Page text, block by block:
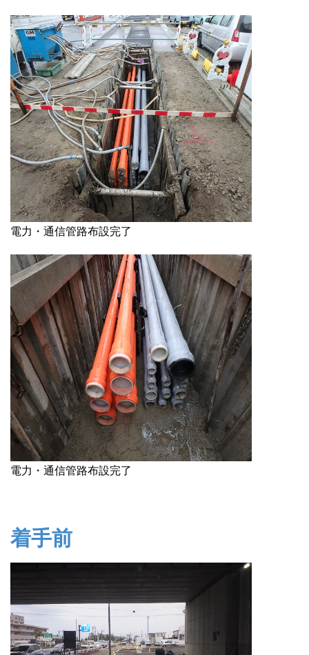
電力・通信管路布設完了
電力・通信管路布設完了
着手前